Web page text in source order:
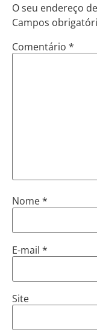
O seu endereço
Campos
Comentário *
Nome*
E-mail *
Site